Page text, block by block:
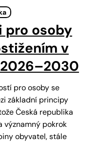
pro osoby
v
pro osoby se
základní principy
Česká republika
významný pokrok
obyvatel, stále